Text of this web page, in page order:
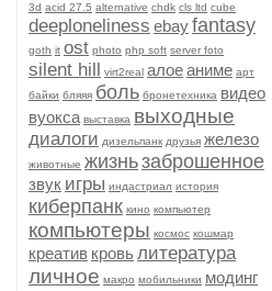
3d acid 27.5 alternative chdk cls ltd cube
deeploneliness ebayfantasy
goth it ost photo php soft server foto
silent hill virt2real алоеаниме арт
байки бляяя боль бронетехника видео
вуокса выставка выходные
диалоги дизельпанк друзья железо
животные жизньзаброшенное
звук игры индастриал история
киберпанк кино компьютер
компьютеры космос кошмар
креатив кровьлитература
личное макро мобильники модинг